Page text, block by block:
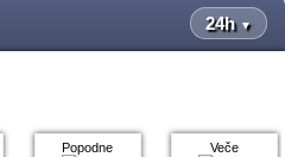
24h ▼
Popodne Veče